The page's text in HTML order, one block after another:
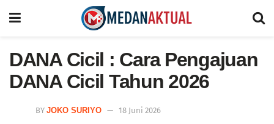
DANA Cicil : Cara Pengajuan
DANA Cicil Tahun 2026
BY JOKO SURIYO 18 Juni 2026